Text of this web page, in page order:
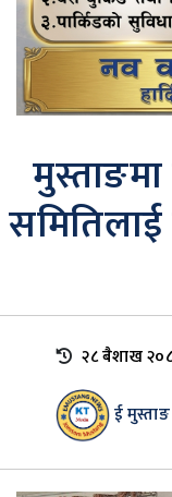
समितिलाई
२८ ब‌ैशाख
ई